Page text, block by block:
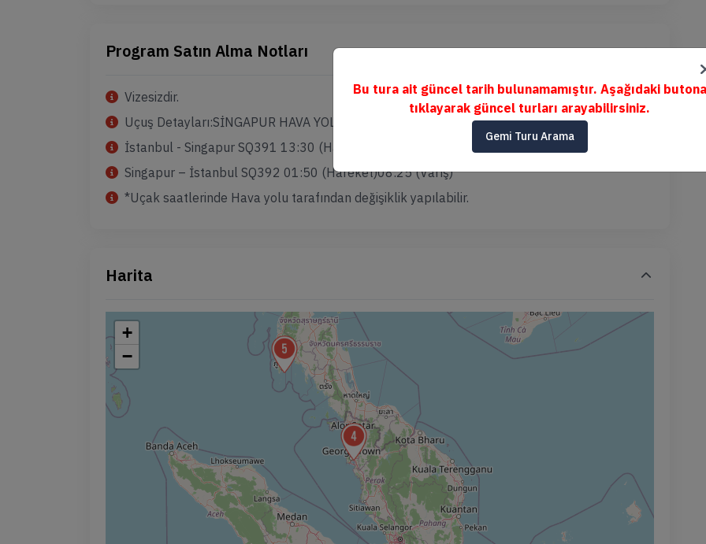
Program Satın Alma Notları
Vizesizdir.
Uçuş Detayları:SİNGAPUR HAVA YOLLARI
İstanbul - Singapur SQ391 13:30 (Hareket)05:00 (Varış) +1
Singapur – İstanbul SQ392 01:50 (Hareket)08:25 (Varış)
*Uçak saatlerinde Hava yolu tarafından değişiklik yapılabilir.
Harita
+
−
Bu tura ait güncel tarih bulunamamıştır. Aşağıdaki butona
tıklayarak güncel turları arayabilirsiniz.
Gemi Turu Arama